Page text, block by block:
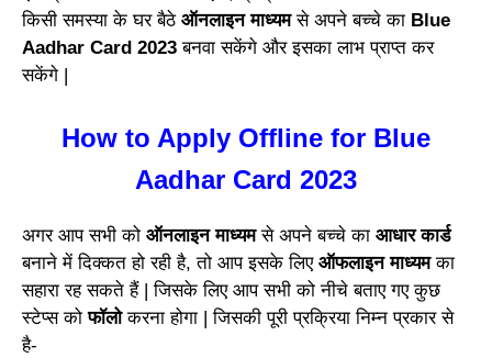
किसी समस्या के घर बैठे ऑनलाइन माध्यमसे अपने बच्चे का Blue
Aadhar Card 2023बनवा सकेंगे और इसका लाभ प्राप्त कर
सकेंगे |
How to Apply Offline for Blue
Aadhar Card 2023
अगर आप सभी को ऑनलाइन माध्यमसे अपने बच्चे का आधार कार्ड
बनाने में दिक्कत हो रही है, तो आप इसके लिए ऑफलाइन माध्यमका
सहारा रह सकते हैं | जिसके लिए आप सभी को नीचे बताए गए कुछ
स्टेप्स कोफॉलोकरना होगा | जिसकी पूरी प्रक्रिया निम्न प्रकार से
है-